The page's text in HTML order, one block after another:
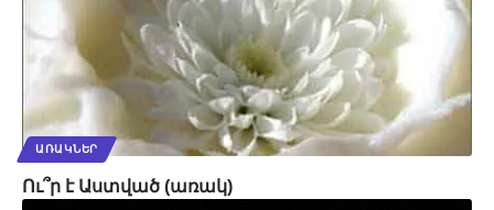
ԱՌԱԿՆԵՐ
Ու՞ր է Աստված (առակ)